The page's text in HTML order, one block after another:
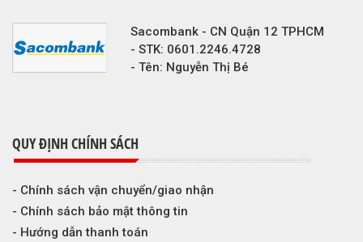
Sacombank - CN Quận 12 TPHCM
- STK: 0601.2246.4728
- Tên: Nguyễn Thị Bé
QUY ĐỊNH CHÍNH SÁCH
- Chính sách vận chuyển/giao nhận
- Chính sách bảo mật thông tin
- Hướng dẫn thanh toán